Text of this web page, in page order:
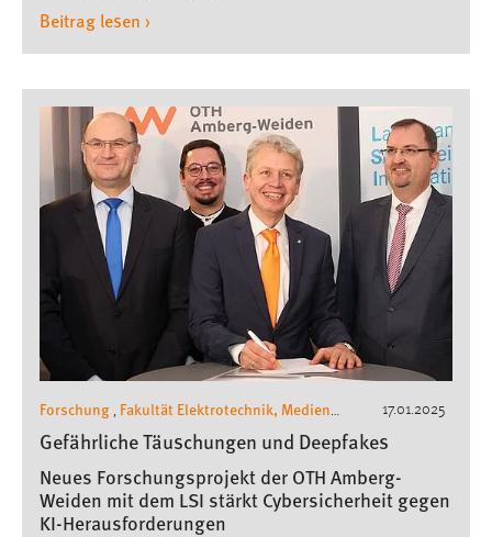
Beitrag lesen ›
17.01.2025
Forschung , Fakultät Elektrotechnik, Medien
und Informatik
,Pressemeldungen
Gefährliche Täuschungen und Deepfakes
Neues Forschungsprojekt der OTH Amberg-
Weiden mit dem LSI stärkt Cybersicherheit gegen
KI-Herausforderungen